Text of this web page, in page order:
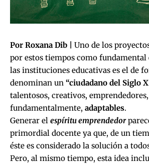
Por Roxana Dib |
Uno de los
por estos tiempos como fundamental
las instituciones educativas es el de
denominan un “ciudadano del Siglo
talentosos, creativos,
fundamentalmente, adaptables.
Generar el espíritu emprendedor
primordial docente ya que, de un
éste es considerado la solución a
Pero, al mismo tiempo, esta idea